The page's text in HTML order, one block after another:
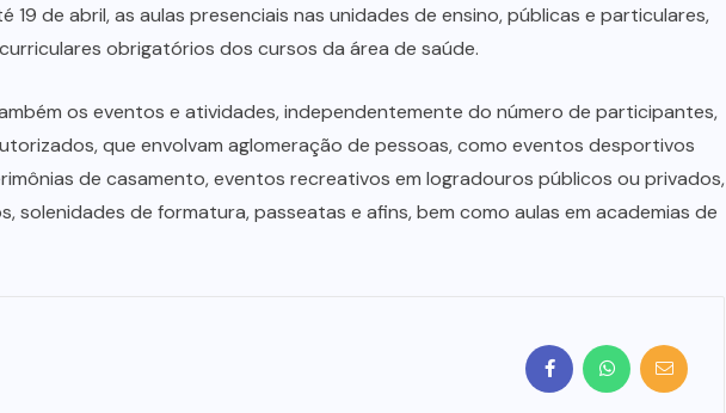
19 de abril, as aulas presenciais nas unidades de ensino, públicas e particulares,
obrigatórios dos cursos da área de saúde.
os eventos e atividades, independentemente do número de participantes,
que envolvam aglomeração de pessoas, como eventos desportivos
de casamento, eventos recreativos em logradouros públicos ou privados,
solenidades de formatura, passeatas e afins, bem como aulas em academias de